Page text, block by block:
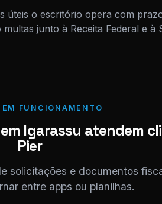
úteis o escritório opera com
junto à Receita Federal e à
FUNCIONAMENTO
Igarassu atendem
Pier
solicitações e documentos
entre apps ou planilhas.